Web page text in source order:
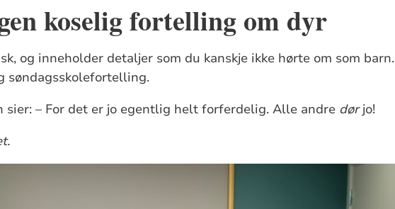
koselig fortelling om dyr
og inneholder detaljer som du kanskje ikke hørte om som barn.
søndagsskolefortelling.
sier: – For det er jo egentlig helt forferdelig. Alle andre dørjo!